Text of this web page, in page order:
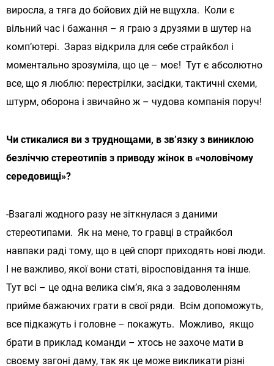
виросла, а тяга до бойових дій не вщухла. Коли є
вільний час і бажання – я граю з друзями в шутер на
комп’ютері. Зараз відкрила для себе страйкбол і
моментально зрозуміла, що це – моє! Тут є абсолютно
все, що я люблю: перестрілки, засідки, тактичні схеми,
штурм, оборона і звичайно ж – чудова компанія поруч!
Чи стикалися ви з труднощами, в зв’язку з виниклою
безліччю стереотипів з приводу жінок в «чоловічому
середовищі»?
-Взагалі жодного разу не зіткнулася з даними
стереотипами. Як на мене, то гравці в страйкбол
навпаки раді тому, що в цей спорт приходять нові люди.
І не важливо, якої вони статі, віросповідання та інше.
Тут всі – це одна велика сім’я, яка з задоволенням
прийме бажаючих грати в свої ряди. Всім допоможуть,
все підкажуть і головне – покажуть. Можливо, якщо
брати в приклад команди – хтось не захоче мати в
своєму загоні даму, так як це може викликати різні